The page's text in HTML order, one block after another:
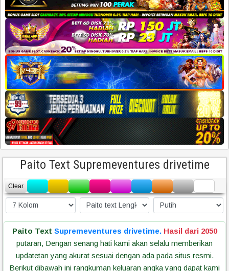
Paito Text Supremeventures drivetime
Clear
Paito Text Supremeventures drivetime. Hasil dari 2050
putaran, Dengan senang hati kami akan selalu memberikan
updatetan yang akurat sesuai dengan ada pada situs resmi.
Berikut dibawah ini rangkuman keluaran angka yang dapat kami